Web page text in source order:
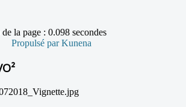
la page : 0.098 secondes
Propulsé parKunena